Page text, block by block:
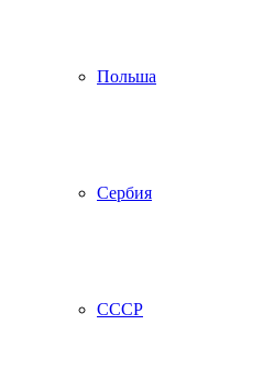
Польша
Сербия
СССР